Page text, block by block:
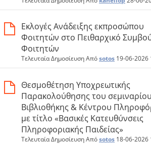
Εκλογές Ανάδειξης εκπροσώπου
Φοιτητών στο Πειθαρχικό
Φοιτητών
Τελευταία Δημοσίευση Απόsotos 19-06-2026
Θεσμοθέτηση Υποχρεωτικής
Παρακολούθησης του
Βιβλιοθήκης & Κέντρου
με τίτλο «Βασικές Κατευθύνσεις
Πληροφοριακής Παιδείας»
Τελευταία Δημοσίευση Απόsotos 18-06-2026